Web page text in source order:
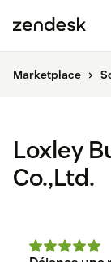
Marketplace
Loxley
Co.,Ltd.